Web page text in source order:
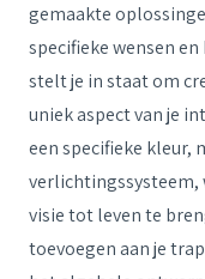
gemaakte
specifieke wensen
stelt je in staat om
uniek aspect van je
een specifieke kleur,
verlichtingssysteem,
visie tot leven te
toevoegen aan je